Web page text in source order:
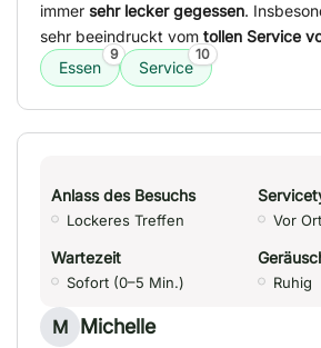
immer sehr lecker gegessen.
sehr beeindruckt vom tollen Service
Essen
9
Service
10
Anlass des Besuchs
Lockeres Treffen Vor
Wartezeit
Sofort (0–5 Min.) Ruhig
M Michelle